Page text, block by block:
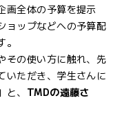
画全体の予算を提示
ョップなどへの予算配
その使い方に触れ、先
いただき、学生さんに
、 TMDの遠藤さ